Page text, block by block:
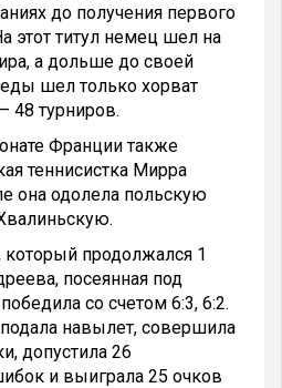
до получения первого
этот титул немец шел на
а дольше до своей
шел только хорват
48 турниров.
Франции также
теннисистка Мирра
она одолела польскую
продолжался 1
посеянная под
со счетом 6:3, 6:2.
навылет, совершила
допустила 26
и выиграла 25 очков